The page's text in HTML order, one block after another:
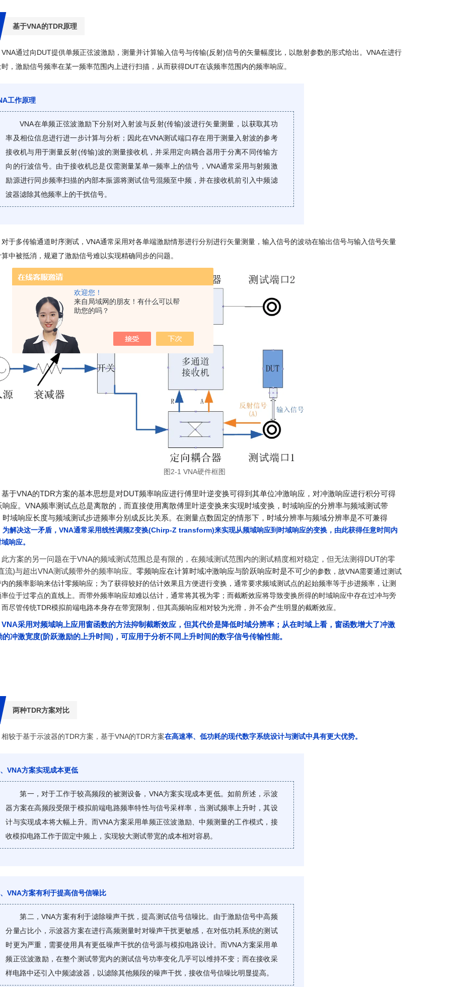
欢迎您！
来自局域网的朋友！有什么可以帮
助您的吗？
基于VNA的TDR原理
VNA通过向DUT提供单频正弦波激励，测量并计算输入信号与传输(反射)信号的矢量幅度比，以散射参数的形式给出。VNA在进行
，激励信号频率在某一频率范围内上进行扫描，从而获得DUT在该频率范围内的频率响应。
工作原理
VNA在单频正弦波激励下分别对入射波与反射(传输)波进行矢量测量，以获取其功
率及相位信息进行进一步计算与分析；因此在VNA测试端口存在用于测量入射波的参考
接收机与用于测量反射(传输)波的测量接收机，并采用定向耦合器用于分离不同传输方
向的行波信号。由于接收机总是仅需测量某单一频率上的信号，VNA通常采用与射频激
励源进行同步频率扫描的内部本振源将测试信号混频至中频，并在接收机前引入中频滤
波器滤除其他频率上的干扰信号。
对于多传输通道时序测试，VNA通常采用对各单端激励情形进行分别进行矢量测量，输入信号的波动在输出信号与输入信号矢量
中被抵消，规避了激励信号难以实现精确同步的问题。
图2-1 VNA硬件框图
基于VNA的TDR方案的基本思想是对DUT频率响应进行傅里叶逆变换可得到其单位冲激响应，对冲激响应进行积分可得
响应。VNA频率测试点总是离散的，而直接使用离散傅里叶逆变换来实现时域变换，时域响应的分辨率与频域测试带
时域响应长度与频域测试步进频率分别成反比关系。在测量点数固定的情形下，时域分辨率与频域分辨率是不可兼得
为解决这一矛盾，VNA通常采用线性调频Z变换(Chirp-Z transform)来实现从频域响应到时域响应的变换，由此获得任意时间内
响应。
此方案的另一问题在于VNA的频域测试范围总是有限的，在频域测试范围内的测试精度相对稳定，但无法测得DUT的零
流)与超出VNA测试频带外的频率响应。 零频响应在计算时域冲激响应与阶跃响应时是不可少的参数，故VNA需要通过测试
的频率影响来估计零频响应；为了获得较好的估计效果且方便进行变换，通常要求频域测试点的起始频率等于步进频率，让测
率位于过零点的直线上。而带外频率响应却难以估计，通常将其视为零；而截断效应将导致变换所得的时域响应中存在过冲与旁
尽管传统TDR模拟前端电路本身存在带宽限制，但其高频响应相对较为光滑，并不会产生明显的截断效应。
VNA采用对频域响上应用窗函数的方法抑制截断效应，但其代价是降低时域分辨率；从在时域上看，窗函数增大了冲激
的冲激宽度(阶跃激励的上升时间)，可应用于分析不同上升时间的数字信号传输性能。
两种TDR方案对比
相较于基于示波器的TDR方案，基于VNA的TDR方案在高速率、低功耗的现代数字系统设计与测试中具有更大优势。
VNA方案实现成本更低
第一，对于工作于较高频段的被测设备，VNA方案实现成本更低。如前所述，示波
器方案在高频段受限于模拟前端电路频率特性与信号采样率，当测试频率上升时，其设
计与实现成本将大幅上升。而VNA方案采用单频正弦波激励、中频测量的工作模式，接
收模拟电路工作于固定中频上，实现较大测试带宽的成本相对容易。
、VNA方案有利于提高信号信噪比
第二，VNA方案有利于滤除噪声干扰，提高测试信号信噪比。由于激励信号中高频
分量占比小，示波器方案在进行高频测量时对噪声干扰更敏感，在对低功耗系统的测试
时更为严重，需要使用具有更低噪声干扰的信号源与模拟电路设计。而VNA方案采用单
频正弦波激励，在整个测试带宽内的测试信号功率变化几乎可以维持不变；而在接收采
样电路中还引入中频滤波器，以滤除其他频段的噪声干扰，接收信号信噪比明显提高。